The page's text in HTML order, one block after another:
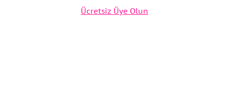
Ücretsiz Üye Olun